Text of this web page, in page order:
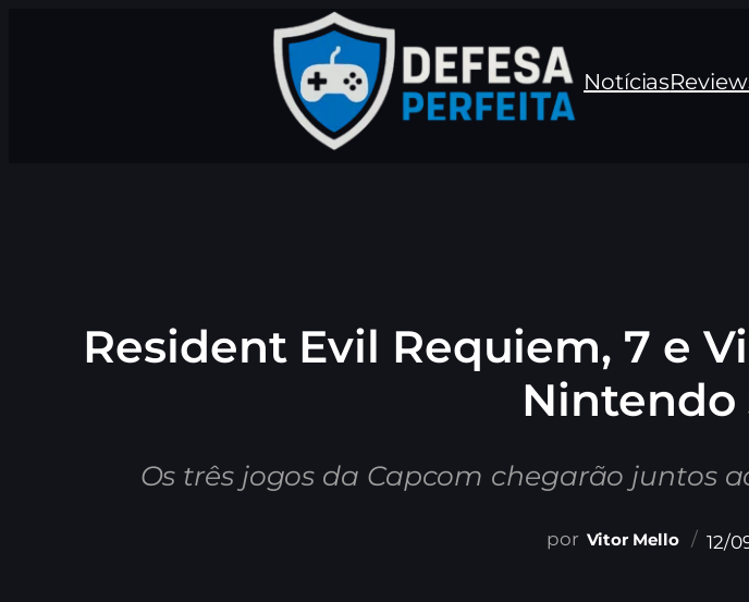
Notícias
Resident Evil Requiem, 7 e
Nintendo
Os três jogos da Capcom chegarão juntos
Vitor Mello 12/